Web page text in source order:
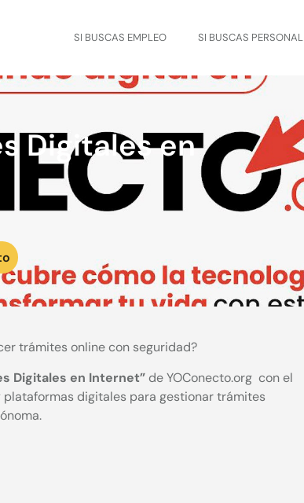
SI BUSCAS EMPLEO SI BUSCAS PERSONAL
Digitales en
trámites online con seguridad?
Digitales en Internet”de YOConecto.org con el
digitales para gestionar trámites